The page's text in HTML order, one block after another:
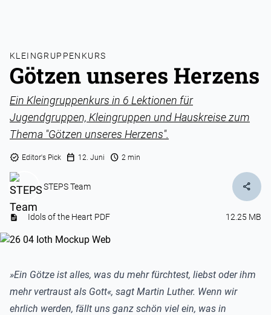
KLEINGRUPPENKURS
Götzen unseres Herzens
Ein Kleingruppenkurs in 6 Lektionen für
Jugendgruppen, Kleingruppen und Hauskreise zum
Thema "Götzen unseres Herzens".
verified Editor's Pick calendar_today 12. Juni schedule 2 min
STEPS Team share
Idols of the Heart PDF 12.25 MB
»Ein Götze ist alles, was du mehr fürchtest, liebst oder ihm
mehr vertraust als Gott«, sagt Martin Luther. Wenn wir
ehrlich werden, fällt uns ganz schön viel ein, was in